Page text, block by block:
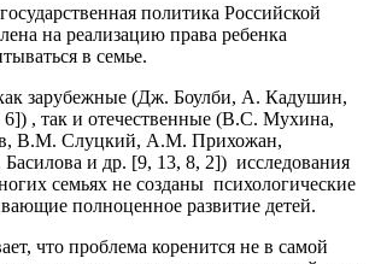
политика Российской
на реализацию права ребенка
в семье.
зарубежные (Дж. Боулби, А. Кадушин,
, так и отечественные (В.С. Мухина,
В.М. Слуцкий, А.М. Прихожан,
и др. [9, 13, 8, 2]) исследования
семьях не созданы психологические
полноценное развитие детей.
что проблема коренится не в самой